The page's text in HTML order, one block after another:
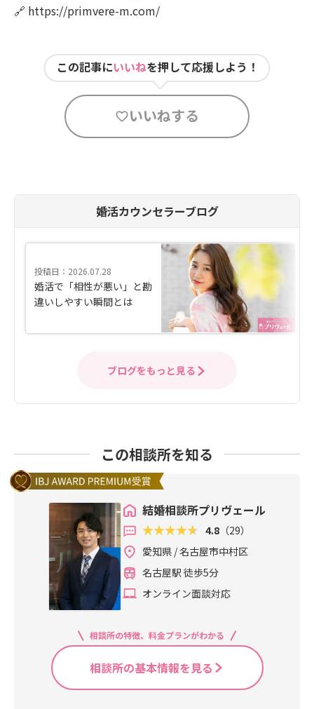
🔗 https://primvere-m.com/
この記事にいいねを押して応援しよう！
いいねする
婚活カウンセラーブログ
投稿日：2026.07.28
婚活で「相性が悪い」と勘
違いしやすい瞬間とは
ブログをもっと見る
この相談所を知る
結婚相談所プリヴェール
4.8 （29）
愛知県 / 名古屋市中村区
名古屋駅 徒歩5分
オンライン面談対応
相談所の特徴、料金プランがわかる
相談所の基本情報を見る